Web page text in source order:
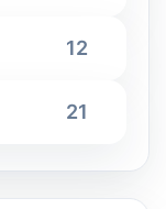
12
21